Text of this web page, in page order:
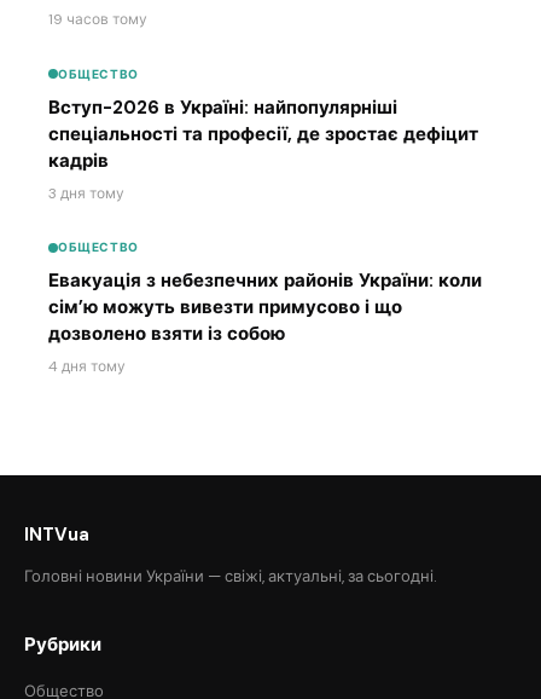
19 часов тому
ОБЩЕСТВО
Вступ-2026 в Україні: найпопулярніші
спеціальності та професії, де зростає дефіцит
кадрів
3 дня тому
ОБЩЕСТВО
Евакуація з небезпечних районів України: коли
сім’ю можуть вивезти примусово і що
дозволено взяти із собою
4 дня тому
INTVua
Головні новини України — свіжі, актуальні, за сьогодні.
Рубрики
Общество